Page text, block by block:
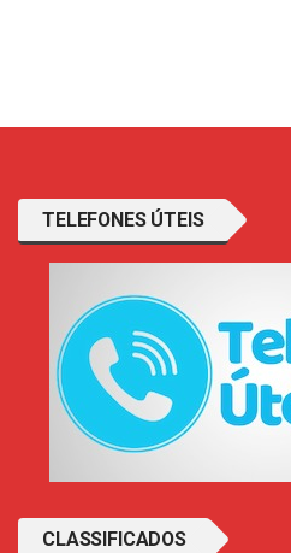
TELEFONES ÚTEIS
CLASSIFICADOS